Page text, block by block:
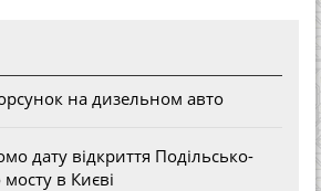
на дизельном авто
дату відкриття Подільсько-
в Києві